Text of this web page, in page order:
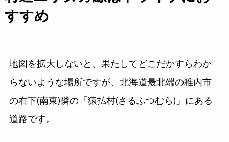
すすめ
地図を拡大しないと、果たしてどこだかすらわか
らないような場所ですが、北海道最北端の稚内市
の右下(南東)隣の「猿払村(さるふつむら)」にある
道路です。